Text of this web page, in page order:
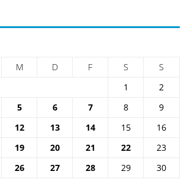
M D F S
S
1
2
5 6 7 8
9
12 13 14 15
16
19 20 21 22
23
26 27 28 29
30